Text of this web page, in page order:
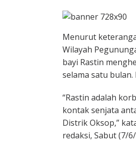
Menurut
Wilayah
bayi Rastin
selama satu
“Rastin adalah
kontak senjata
Distrik Oksop,”
redaksi, Sabut (7/